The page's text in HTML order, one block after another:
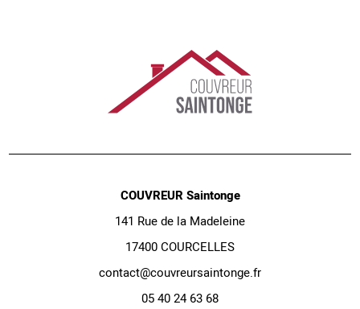
COUVREUR Saintonge
141 Rue de la Madeleine
17400 COURCELLES
contact@couvreursaintonge.fr
05 40 24 63 68